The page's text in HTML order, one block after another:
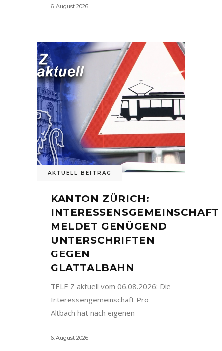
6. August 2026
AKTUELL BEITRAG
KANTON ZÜRICH:
INTERESSENSGEMEINSCHAFT
MELDET GENÜGEND
UNTERSCHRIFTEN
GEGEN
GLATTALBAHN
TELE Z aktuell vom 06.08.2026: Die
Interessengemeinschaft Pro
Altbach hat nach eigenen
6. August 2026